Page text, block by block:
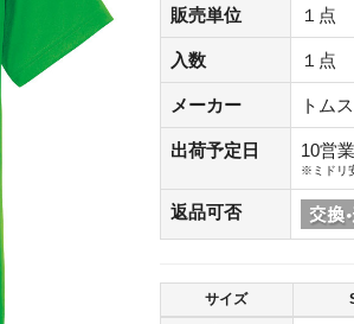
販売単位 １点
入数 １点
メーカー トムス
出荷予定日 10営
※ミドリ
返品可否
サイズ